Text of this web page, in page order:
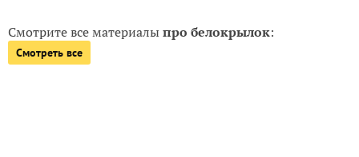
Смотрите все материалыпро белокрылок:
Смотреть все